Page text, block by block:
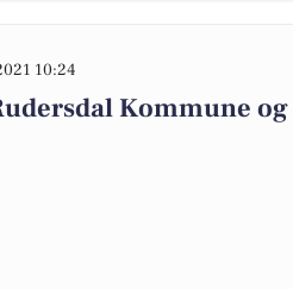
10:24
Kommune